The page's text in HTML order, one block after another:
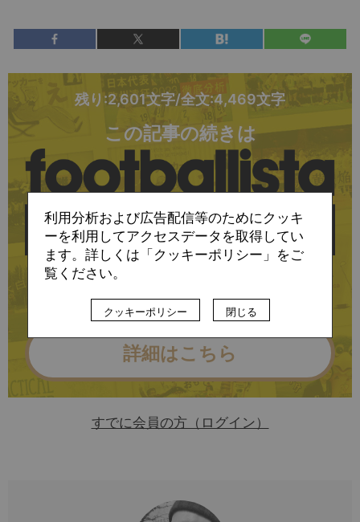
残り:2,601文字/全文:4,469文字
この記事の続きは
に会員登録すると
お読みいただけます
詳細はこちら
すでに会員の方（ログイン）
利用分析および広告配信等のためにクッキ
ーを利用してアクセスデータを取得してい
ます。詳しくは「クッキーポリシー」をご
覧ください。
クッキーポリシー 閉じる